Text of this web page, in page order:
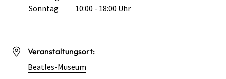
Sonntag
10:00 - 18:00 Uhr
Veranstaltungsort:
Beatles-Museum